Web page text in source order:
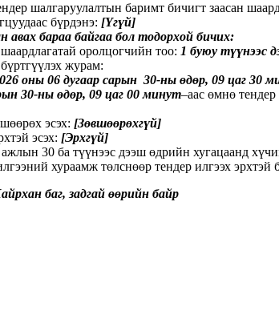
шалгаруулалтын баримт бичигт заасан
бүрдэнэ: [Үгүй]
авах бараа байгаа бол тодорхой бичих:
оролцогчийн тоо: 1 буюу түүнээс
журам:
оны 06 дугаар сарын 30-ны өдөр, 09 цаг 30
30-ны өдөр, 09 цаг 00 минут–аас өмнө
эсэх: [Зөвшөөрөхгүй]
эсэх: [Эрхгүй]
30 ба түүнээс дээш өдрийн хугацаанд
хураамж төлснөөр тендер илгээх эрхтэй
баг, задгай өөрийн байр